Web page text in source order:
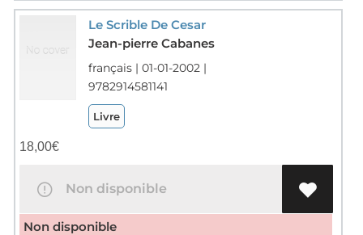
Le Scrible De Cesar
Jean-pierre Cabanes
français | 01-01-2002 |
9782914581141
Livre
18,00€
Non disponible
Non disponible